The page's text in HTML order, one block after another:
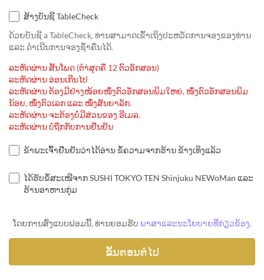
ສ້າງບັນຊີ TableCheck
ດ້ວຍບັນຊີ a TableCheck, ທ່ານສາມາດເຂົ້າເຖິງປະຫວັດການຈອງຂອງທ່ານ
ແລະ ດຳເນີນການຈອງຊ້ຳຄືນໄດ້.
ລະຫັດຜ່ານ ສັ້ນໂພດ (ຕຳ່ສຸດຄື 12 ຕົວອັກສອນ)
ລະຫັດຜ່ານ ອ່ອນເກີນໄປ
ລະຫັດຜ່ານ ຕ້ອງມີຢ່າງໜ້ອຍໜຶ່ງຕົວອັກສອນພິມໃຫຍ່, ໜຶ່ງຕົວອັກສອນພິມ
ນ້ອຍ, ໜຶ່ງຕົວເລກ ແລະ ໜຶ່ງສັນຍາລັກ.
ລະຫັດຜ່ານ ຈະຕ້ອງບໍ່ມີສ່ວນຂອງ ອີເມລ.
ລະຫັດຜ່ານ ບໍ່ຖືກກັບການຢືນຢັນ
ຂ້າພະເຈົ້າຢືນຢັນວ່າໄດ້ອ່ານ ຂໍ້ຄວາມຈາກຮ້ານ ຂ້າງເທິງແລ້ວ
ໄດ້ຮັບຂໍ້ສະເໜີຈາກ SUSHI TOKYO TEN Shinjuku NEWoMan ແລະ
ຮ້ານອາຫານກຸ່ມ
ໂດຍການສົ່ງແບບຟອມນີ້, ທ່ານຍອມຮັບ ພາສາແລະນະໂຍບາຍທີ່ກ່ຽວຂ້ອງ.